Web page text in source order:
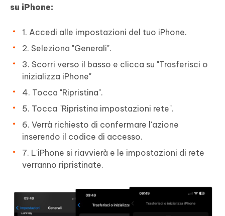
su iPhone:
1. Accedi alle impostazioni del tuo iPhone.
2. Seleziona "Generali".
3. Scorri verso il basso e clicca su "Trasferisci o
inizializza iPhone"
4. Tocca "Ripristina".
5. Tocca "Ripristina impostazioni rete".
6. Verrà richiesto di confermare l'azione
inserendo il codice di accesso.
7. L'iPhone si riavvierà e le impostazioni di rete
verranno ripristinate.